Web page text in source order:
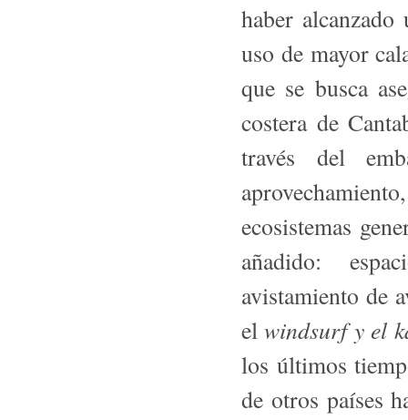
haber
uso de mayor
que se busca
costera de
través del
ecosistemas
añadido:
avistamiento de
el windsurf y el
los últimos
de otros países